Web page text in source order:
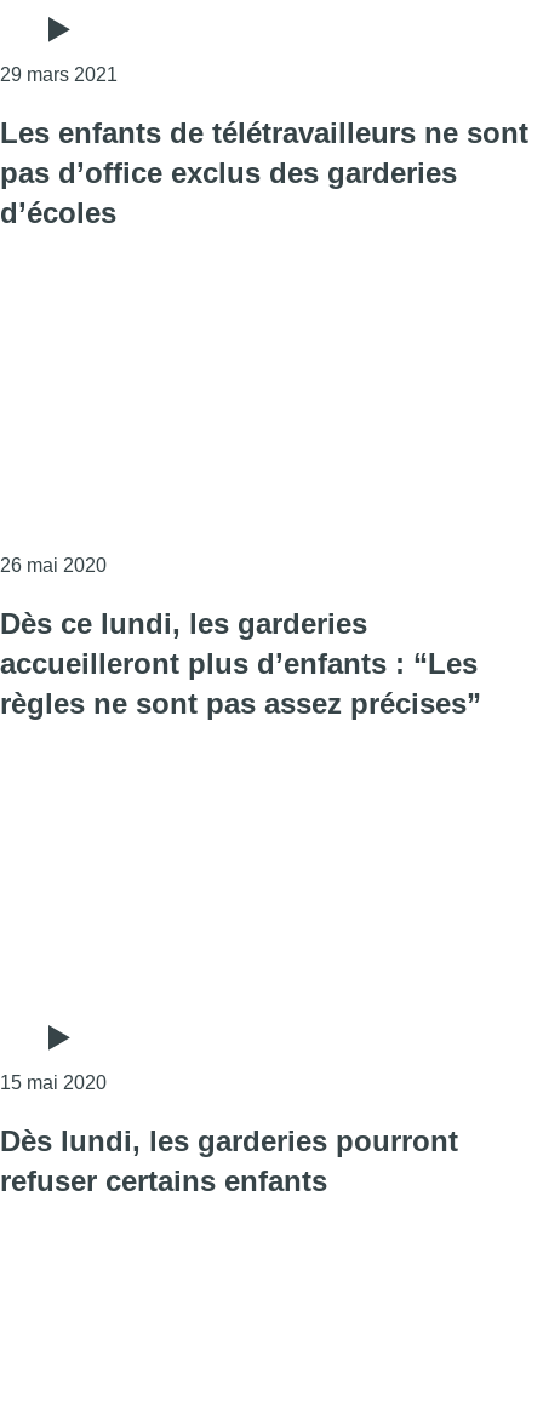
29 mars 2021
Les enfants de télétravailleurs ne sont
pas d’office exclus des garderies
d’écoles
26 mai 2020Consulter l'article "Les enfants de télétravailleurs
Dès ce lundi, les garderies
accueilleront plus d’enfants : “Les
règles ne sont pas assez précises”
15 mai 2020Consulter l'article "Dès ce lundi, les garderies
Dès lundi, les garderies pourront
refuser certains enfants